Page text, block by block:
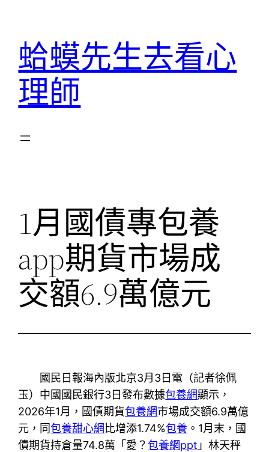
蛤蟆先生去看心
理師
1月國債專包養
app期貨市場成
交額6.9萬億元
國民日報海內版北京3月3日電（記者徐佩
玉）中國國民銀行3日發布數據包養網顯示，
2026年1月，國債期貨包養網市場成交額6.9萬億
元，同包養甜心網 比增添1.74%包養 。1月末，國
債期貨持倉量74.8萬「愛？包養網ppt 」林天秤